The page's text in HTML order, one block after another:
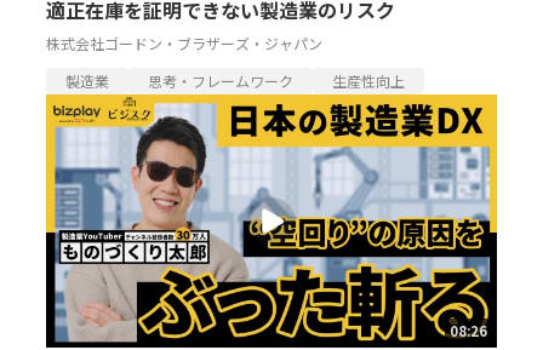
適正在庫を証明できない製造業のリスク
株式会社ゴードン・ブラザーズ・ジャパン
製造業
思考・フレームワーク 生産性向上
08:26